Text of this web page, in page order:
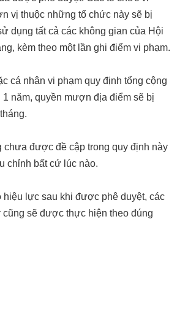
vị thuộc những tổ chức này sẽ bị
dụng tất cả các không gian của Hội
kèm theo một lần ghi điểm vi phạm.
cá nhân vi phạm quy định tổng cộng
1 năm, quyền mượn địa điểm sẽ bị
chưa được đề cập trong quy định này
chỉnh bất cứ lúc nào.
hiệu lực sau khi được phê duyệt, các
sẽ được thực hiện theo đúng